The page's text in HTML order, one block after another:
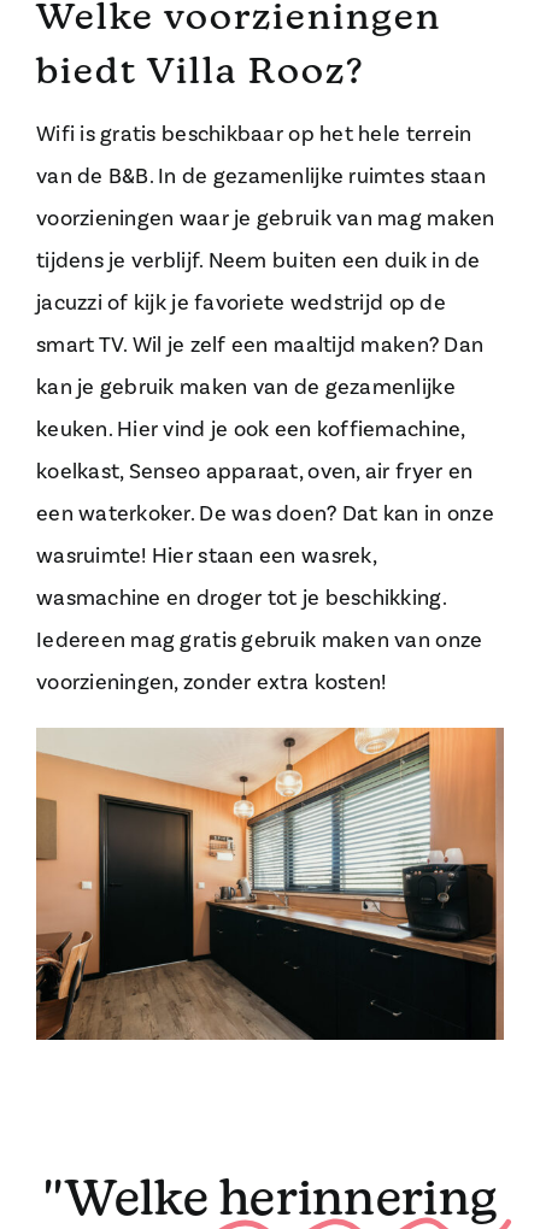
Welke voorzieningen
biedt Villa Rooz?
Wifi is gratis beschikbaar op het hele terrein
van de B&B. In de gezamenlijke ruimtes staan
voorzieningen waar je gebruik van mag maken
tijdens je verblijf. Neem buiten een duik in de
jacuzzi of kijk je favoriete wedstrijd op de
smart TV. Wil je zelf een maaltijd maken? Dan
kan je gebruik maken van de gezamenlijke
keuken. Hier vind je ook een koffiemachine,
koelkast, Senseo apparaat, oven, air fryer en
een waterkoker. De was doen? Dat kan in onze
wasruimte! Hier staan een wasrek,
wasmachine en droger tot je beschikking.
Iedereen mag gratis gebruik maken van onze
voorzieningen, zonder extra kosten!
''Welke herinnering